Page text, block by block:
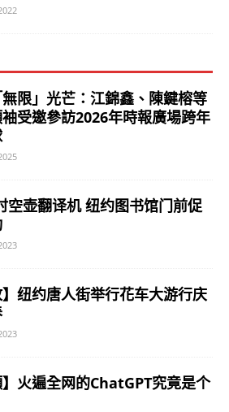
無限」光芒：江錦鑫、陳鍵榕等
受邀參訪2026年時報廣場跨年
空壶翻译机 纽约图书馆门前促
】纽约唐人街举行花车大游行庆
】火遍全网的ChatGPT究竟是个